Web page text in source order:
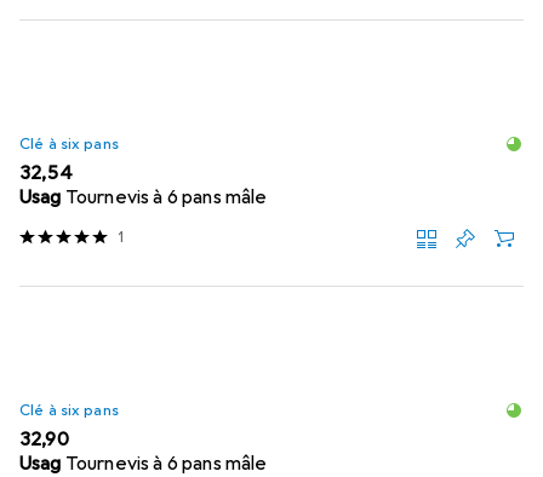
Clé à six pans
EUR
32,54
Usag Tournevis à 6 pans mâle
1
Clé à six pans
EUR
32,90
Usag Tournevis à 6 pans mâle